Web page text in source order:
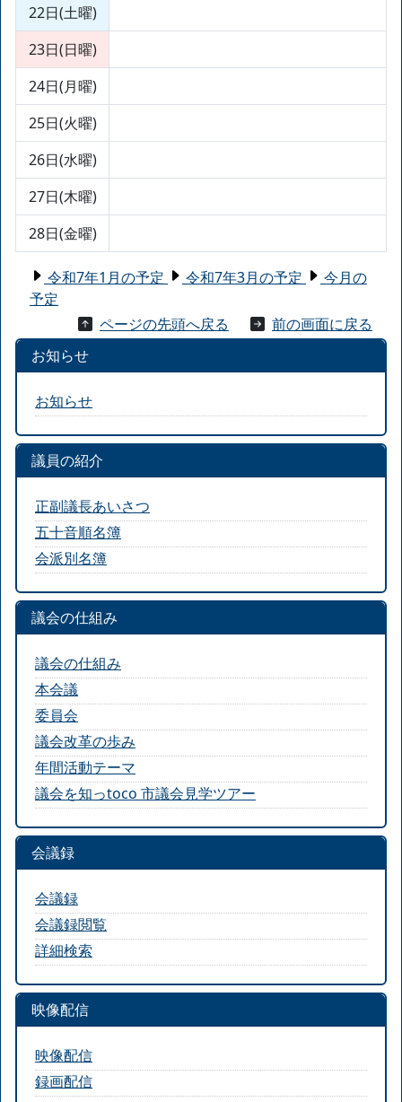
22日(土曜)
23日(日曜)
24日(月曜)
25日(火曜)
26日(水曜)
27日(木曜)
28日(金曜)
令和7年1月の予定 令和7年3月の予定
今月の
予定
ページの先頭へ戻る
前の画面に戻る
お知らせ
お知らせ
議員の紹介
正副議長あいさつ
五十音順名簿
会派別名簿
議会の仕組み
議会の仕組み
本会議
委員会
議会改革の歩み
年間活動テーマ
議会を知っtoco 市議会見学ツアー
会議録
会議録
会議録閲覧
詳細検索
映像配信
映像配信
録画配信